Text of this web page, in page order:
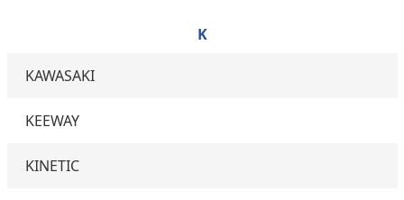
K
KAWASAKI
KEEWAY
KINETIC